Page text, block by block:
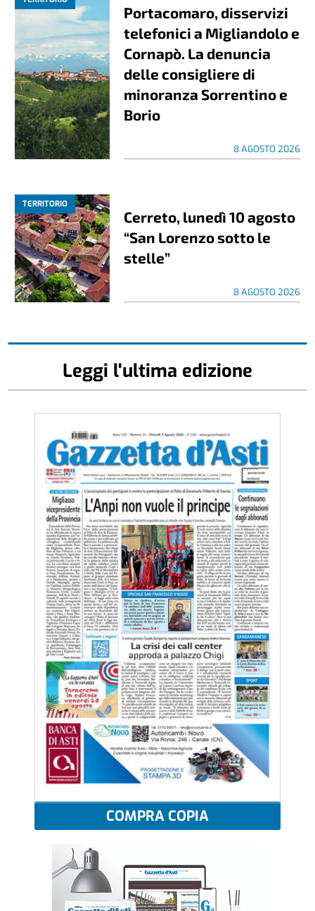
Portacomaro, disservizi
telefonici a Migliandolo e
Cornapò. La denuncia
delle consigliere di
minoranza Sorrentino e
Borio
8 AGOSTO 2026
TERRITORIO
Cerreto, lunedì 10 agosto
“San Lorenzo sotto le
stelle”
8 AGOSTO 2026
Leggi l'ultima edizione
COMPRA COPIA